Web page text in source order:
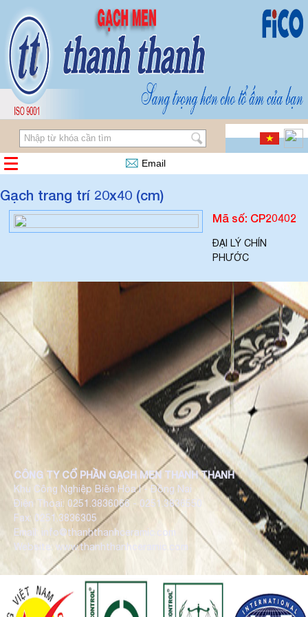
Email
Gạch trang trí 20x40 (cm)
Mã số: CP20402
ĐẠI LÝ CHÍN
PHƯỚC
CÔNG TY CỔ PHẦN GẠCH MEN THANH THANH
Khu Công Nghiệp Biên Hòa I - Đồng Nai
Điện Thoại: 0251.3836066 - 0251.3836550
Fax: 0251.3836305
Email: info@thanhthanhceramic.com
Website: www.thanhthanhceramic.com